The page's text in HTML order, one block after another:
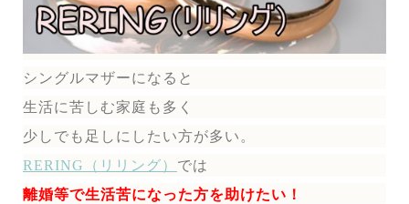
シングルマザーになると
生活に苦しむ家庭も多く
少しでも足しにしたい方が多い。
RERING（リリング） では
離婚等で生活苦になった方を助けたい！